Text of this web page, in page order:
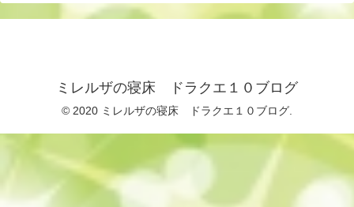
ミレルザの寝床 ドラクエ１０ブログ
© 2020 ミレルザの寝床 ドラクエ１０ブログ.